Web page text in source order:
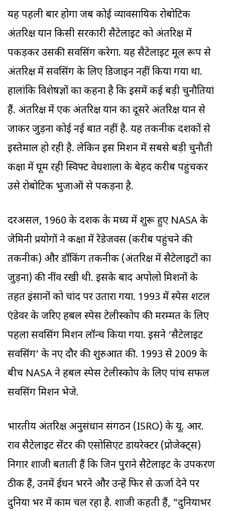
यह पहली बार होगा जब कोई व्यावसायिक रोबोटिक
अंतरिक्ष यान किसी सरकारी सैटेलाइट को अंतरिक्ष में
पकड़कर उसकी सर्विसिंग करेगा. यह सैटेलाइट मूल रूप से
अंतरिक्ष में सर्विसिंग के लिए डिजाइन नहीं किया गया था.
हालांकि विशेषज्ञों का कहना है कि इसमें कई बड़ी चुनौतियां
हैं. अंतरिक्ष में एक अंतरिक्ष यान का दूसरे अंतरिक्ष यान से
जाकर जुड़ना कोई नई बात नहीं है. यह तकनीक दशकों से
इस्तेमाल हो रही है. लेकिन इस मिशन में सबसे बड़ी चुनौती
कक्षा में घूम रही स्विफ्ट वेधशाला के बेहद करीब पहुंचकर
उसे रोबोटिक भुजाओं से पकड़ना है.
दरअसल, 1960 के दशक के मध्य में शुरू हुए NASA के
जेमिनी प्रयोगों ने कक्षा में रेंडेजवस (करीब पहुंचने की
तकनीक) और डॉकिंग तकनीक (अंतरिक्ष में सैटेलाइटों का
जुड़ना) की नींव रखी थी. इसके बाद अपोलो मिशनों के
तहत इंसानों को चांद पर उतारा गया. 1993 में स्पेस शटल
एंडेवर के जरिए हबल स्पेस टेलीस्कोप की मरम्मत के लिए
पहला सर्विसिंग मिशन लॉन्च किया गया. इसने ‘सैटेलाइट
सर्विसिंग’ के नए दौर की शुरुआत की. 1993 से 2009 के
बीच NASA ने हबल स्पेस टेलीस्कोप के लिए पांच सफल
सर्विसिंग मिशन भेजे.
भारतीय अंतरिक्ष अनुसंधान संगठन (ISRO) के यू. आर.
राव सैटेलाइट सेंटर की एसोसिएट डायरेक्टर (प्रोजेक्ट्स)
निगार शाजी बताती हैं कि जिन पुराने सैटेलाइट के उपकरण
ठीक हैं, उनमें ईंधन भरने और उन्हें फिर से ऊर्जा देने पर
दुनिया भर में काम चल रहा है. शाजी कहती हैं, "दुनियाभर